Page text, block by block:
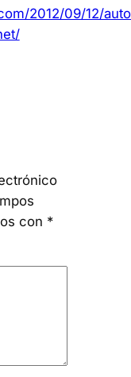
2012/09/12/
con *